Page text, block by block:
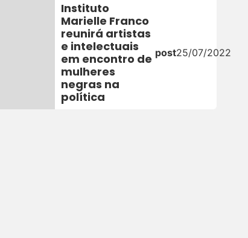
Instituto
Marielle Franco
reunirá artistas
e intelectuais
em encontro de
mulheres
negras na
política
post25/07/2022